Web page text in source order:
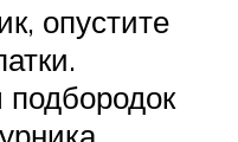
опустите